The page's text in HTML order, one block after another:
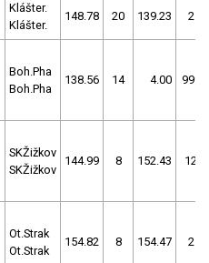
Klášter.
Klášter.
148.78 20 139.23 2
Boh.Pha
Boh.Pha
138.56 14 4.00 999
SKŽižkov
SKŽižkov
144.99 8 152.43 12
Ot.Strak
Ot.Strak
154.82 8 154.47 2